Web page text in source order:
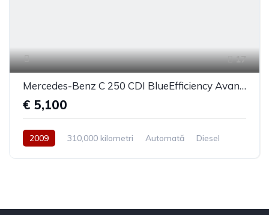
17
Mercedes-Benz C 250 CDI BlueEfficiency Avantgarde 2009
€ 5,100
2009 310,000 kilometri Automată
Diesel